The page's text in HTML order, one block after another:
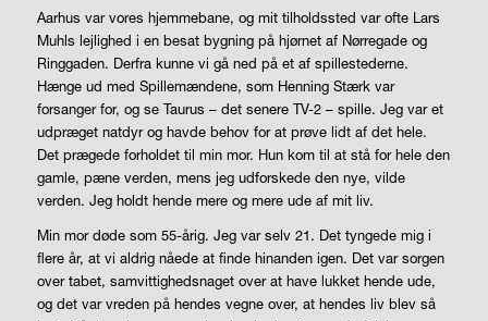
Aarhus var vores hjemmebane, og mit tilholdssted var ofte Lars
Muhls lejlighed i en besat bygning på hjørnet af Nørregade og
Ringgaden. Derfra kunne vi gå ned på et af spillestederne.
Hænge ud med Spillemændene, som Henning Stærk var
forsanger for, og se Taurus – det senere TV-2 – spille. Jeg var et
udpræget natdyr og havde behov for at prøve lidt af det hele.
Det prægede forholdet til min mor. Hun kom til at stå for hele den
gamle, pæne verden, mens jeg udforskede den nye, vilde
verden. Jeg holdt hende mere og mere ude af mit liv.
Min mor døde som 55-årig. Jeg var selv 21. Det tyngede mig i
flere år, at vi aldrig nåede at finde hinanden igen. Det var sorgen
over tabet, samvittighedsnaget over at have lukket hende ude,
og det var vreden på hendes vegne over, at hendes liv blev så